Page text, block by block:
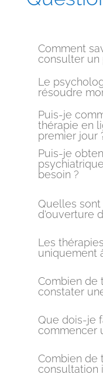
Comment
consulter un
Le
résoudre
Puis-je
thérapie en
premier jour
Puis-je
besoin ?
Quelles
d'ouverture
Les
uniquement
Combien de
constater
Que dois-je
commencer
Combien de
consultation